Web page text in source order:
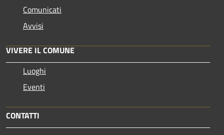
Comunicati
Avvisi
VIVERE IL COMUNE
Luoghi
Eventi
CONTATTI